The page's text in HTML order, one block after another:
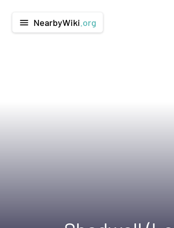
menu NearbyWiki .org